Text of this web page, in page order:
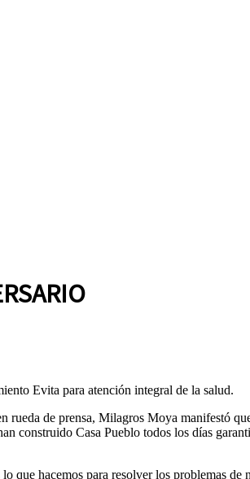
Evita para atención integral de la salud.
de prensa, Milagros Moya manifestó
construido Casa Pueblo todos los días
hacemos para resolver los problemas